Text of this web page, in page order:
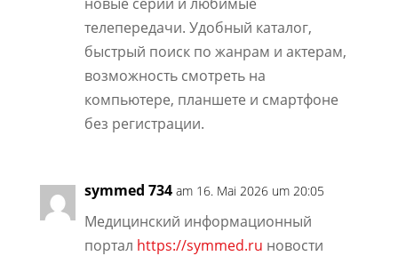
телепередачи. Удобный каталог,
быстрый поиск по жанрам и актерам,
возможность смотреть на
компьютере, планшете и смартфоне
без регистрации.
symmed 734 am 16. Mai 2026 um 20:05
Медицинский информационный
портал https://symmed.ru новости